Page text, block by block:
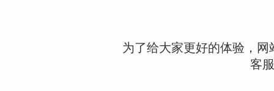
为了给大家更好的体验，
客